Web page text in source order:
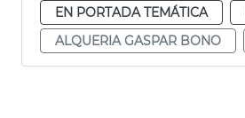
EN PORTADA TEMÁTICA
ALQUERIA GASPAR BONO